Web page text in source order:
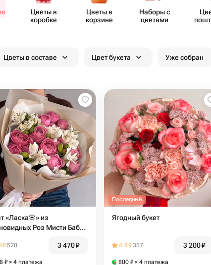
Цветы в
коробке
Цветы в
корзине
Наборы с
цветами
Цветы в составе Цвет букета Уже собран
«Ласка🌸» из
Роз Мисти Баблс
528 3 470₽
₽ × 4 платежа
Последний
Ягодный букет
4.89357 3 200₽
800 ₽ × 4 платежа